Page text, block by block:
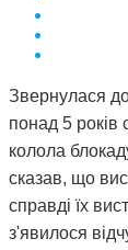
Звернулася
понад 5 років
колола
сказав, що
справді їх
з'явилося